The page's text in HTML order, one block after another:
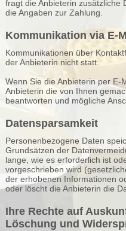
fragt die Anbieterin zusätzliche
die Angaben zur Zahlung.
Kommunikation via E-
Kommunikationen über
der Anbieterin nicht statt.
Wenn Sie die Anbieterin per E-
Anbieterin die von Ihnen
beantworten und mögliche
Datensparsamkeit
Personenbezogene Daten
Grundsätzen der
lange, wie es erforderlich ist
vorgeschrieben wird
der erhobenen Informationen
oder löscht die Anbieterin die
Ihre Rechte auf
Löschung und